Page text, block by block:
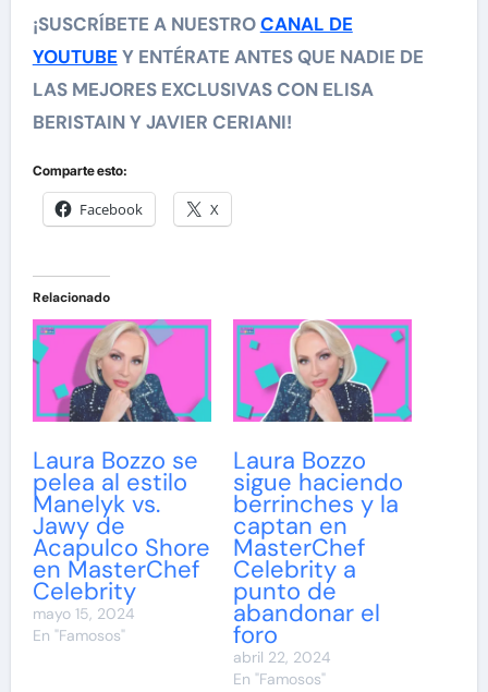
¡SUSCRÍBETE A NUESTROCANAL DE
YOUTUBE Y ENTÉRATE ANTES QUE NADIE DE
LAS MEJORES EXCLUSIVAS CON ELISA
BERISTAIN Y JAVIER CERIANI!
Comparte esto:
Facebook X
Relacionado
Laura Bozzo se
pelea al estilo
Manelyk vs.
Jawy de
Acapulco Shore
en MasterChef
Celebrity
mayo 15, 2024
En "Famosos"
Laura Bozzo
sigue haciendo
berrinches y la
captan en
MasterChef
Celebrity a
punto de
abandonar el
foro
abril 22, 2024
En "Famosos"